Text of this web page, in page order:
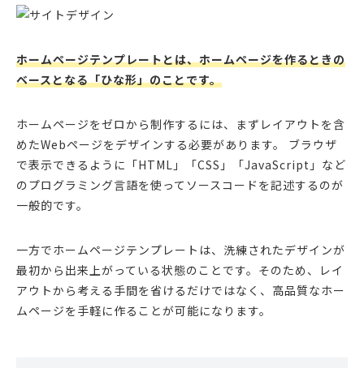
ホームページテンプレートとは、ホームページを作るときの
ベースとなる「ひな形」のことです。
ホームページをゼロから制作するには、まずレイアウトを含
めたWebページをデザインする必要があります。 ブラウザ
で表示できるように「HTML」「CSS」「JavaScript」など
のプログラミング言語を使ってソースコードを記述するのが
一般的です。
一方でホームページテンプレートは、洗練されたデザインが
最初から出来上がっている状態のことです。そのため、レイ
アウトから考える手間を省けるだけではなく、高品質なホー
ムページを手軽に作ることが可能になります。